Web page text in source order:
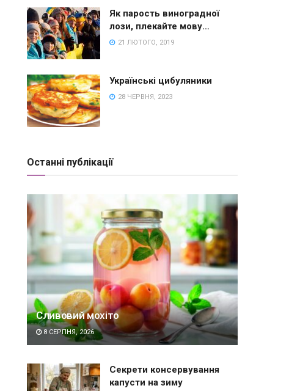
Як парость виноградної
лози, плекайте мову…
21 ЛЮТОГО, 2019
Українські цибуляники
28 ЧЕРВНЯ, 2023
Останні публікації
Сливовий мохіто
8 СЕРПНЯ, 2026
Секрети консервування
капусти на зиму